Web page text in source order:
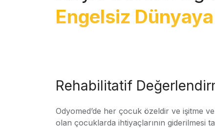
Engelsiz
Rehabilitatif
Odyomed’de her çocuk özeldir ve işitme
olan çocuklarda ihtiyaçlarının giderilmesi